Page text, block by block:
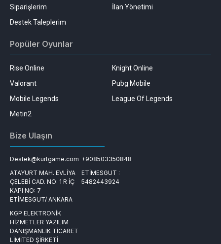
Siparişlerim
İlan Yönetimi
Destek Taleplerim
Popüler Oyunlar
Rise Online
Knight Online
Valorant
Pubg Mobile
Mobile Legends
League Of Legends
Metin2
Bize Ulaşın
Destek@kurtgame.com +908503350848
ATAYURT MAH. EVLİYA
ÇELEBİ CAD. NO: 1 R İÇ
KAPI NO: 7
ETİMESGUT/ ANKARA
ETİMESGUT :
5482443924
KGP ELEKTRONİK
HİZMETLER YAZILIM
DANIŞMANLIK TİCARET
LİMİTED ŞİRKETİ